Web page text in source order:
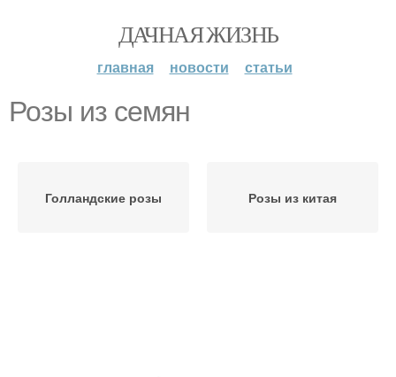
ДАЧНАЯ ЖИЗНЬ
главная новости статьи
Розы из семян
Голландские розы Розы из китая